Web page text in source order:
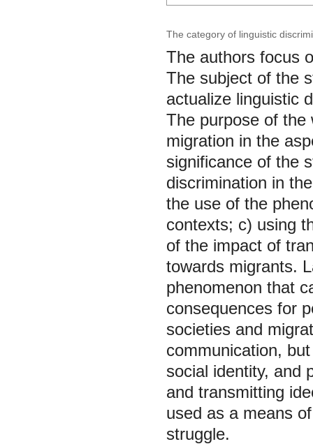
The category of linguistic
The authors focus
The subject of the
actualize linguistic
The purpose of the
migration in the
significance of the
discrimination in
the use of the
contexts; c) using
of the impact of
towards migrants.
phenomenon that
consequences for
societies and
communication,
social identity, and
and transmitting
used as a means
struggle.